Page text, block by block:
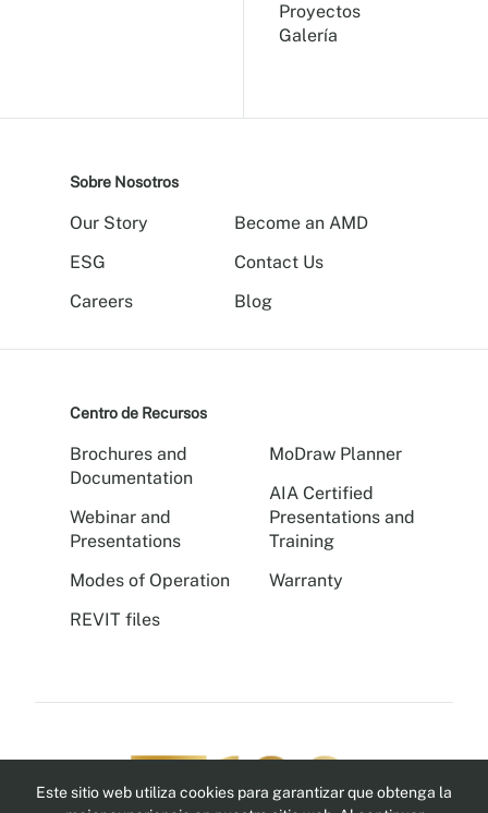
Proyectos
Galería
Sobre Nosotros
Our Story
ESG
Careers
Become an AMD
Contact Us
Blog
Centro de Recursos
Brochures and
Documentation
Webinar and
Presentations
Modes of Operation
REVIT files
MoDraw Planner
AIA Certified
Presentations and
Training
Warranty
Este sitio web utiliza cookies para garantizar que obtenga la